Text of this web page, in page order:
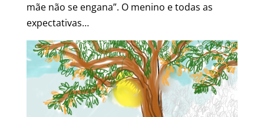
mãe não se engana”. O menino e todas as
expectativas…